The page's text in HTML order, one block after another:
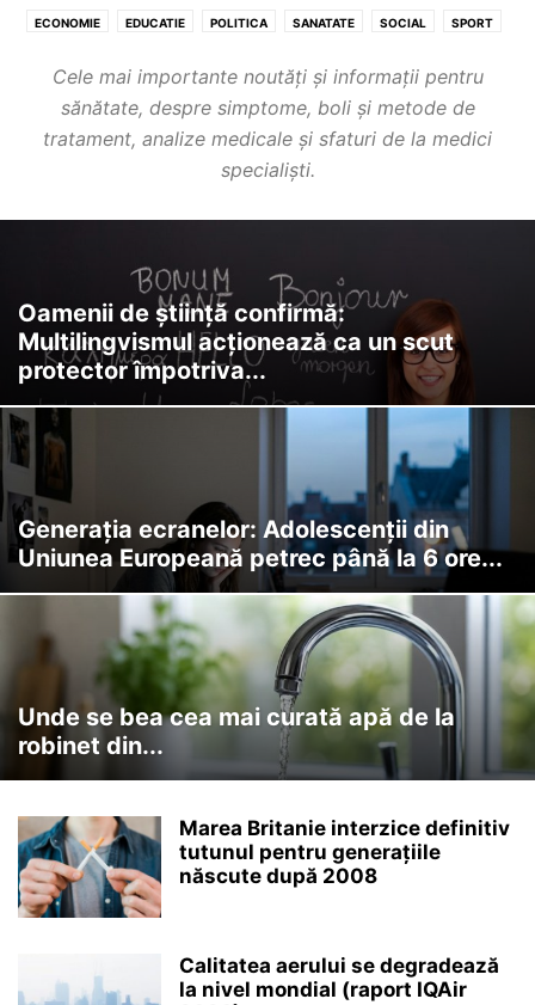
ECONOMIE EDUCATIE POLITICA SANATATE SOCIAL SPORT
Cele mai importante noutăți și informații pentru
sănătate, despre simptome, boli și metode de
tratament, analize medicale și sfaturi de la medici
specialiști.
Oamenii de știință confirmă:
Multilingvismul acționează ca un scut
protector împotriva...
Generația ecranelor: Adolescenții din
Uniunea Europeană petrec până la 6 ore...
Unde se bea cea mai curată apă de la
robinet din...
Marea Britanie interzice definitiv
tutunul pentru generațiile
născute după 2008
Calitatea aerului se degradează
la nivel mondial (raport IQAir